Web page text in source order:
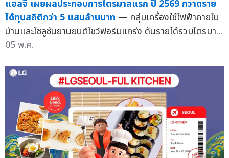
แอลจี เผยผลประกอบการไตรมาสแรก ปี 2569 กวาดราย
ได้ทุบสถิติกว่า 5 แสนล้านบาท — กลุ่มเครื่องใช้ไฟฟ้าภายใน
บ้านและโซลูชันยานยนต์โชว์ฟอร์มแกร่ง ดันรายได้รวมไตรมา...
05 พ.ค.